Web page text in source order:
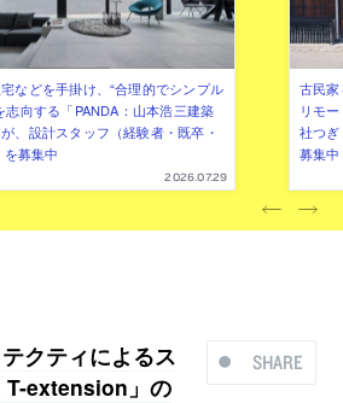
などを手掛け、“合理的でシンプル
志向する「PANDA：山本浩三建築
、設計スタッフ（経験者・既卒・
募集中
2026.07.29
古民
リモ
社つ
募集中
SHARE
クティによるス
T-extension」の